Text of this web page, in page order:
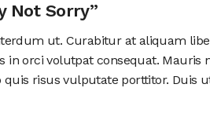
Not Sorry”
ut. Curabitur at aliquam
in orci volutpat consequat. Mauris
risus vulputate porttitor. Duis